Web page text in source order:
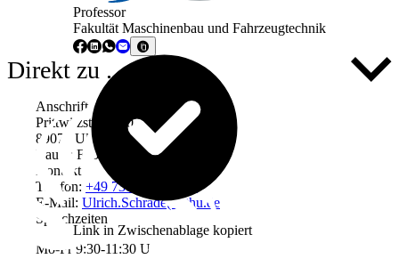
Professor
Fakultät Maschinenbau und Fahrzeugtechnik
Link in Zwischenablage kopiert
Direkt zu ...
Anschrift
Prittwitzstraße 10
89075 Ulm
Raum: F03
Kontakt
Telefon: +49 731 96537-595
E-Mail: Ulrich.Schrade(at)thu.de
Sprechzeiten
Mo-Fr 9:30-11:30 Uhr